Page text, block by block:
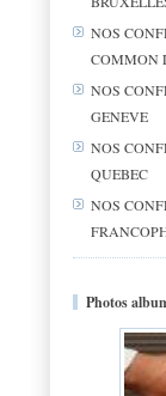
NOS
COMMON
NOS
GENEVE
NOS
QUEBEC
NOS
Photos